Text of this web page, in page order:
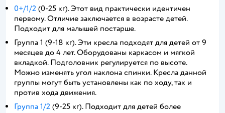
0+/1/2 (0-25 кг). Этот вид практически идентичен
первому. Отличие заключается в возрасте детей.
Подходит для малышей постарше.
Группа 1 (9-18 кг). Эти кресла подходят для детей от 9
месяцев до 4 лет. Оборудованы каркасом и мягкой
вкладкой. Подголовник регулируется по высоте.
Можно изменять угол наклона спинки. Кресла данной
группы могут быть установлены как по ходу, так и
против хода движения.
Группа 1/2 (9-25 кг). Подходит для детей более